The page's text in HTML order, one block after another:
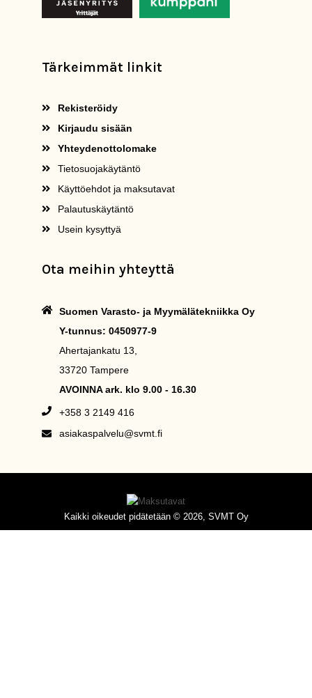
Tärkeimmät linkit
Rekisteröidy
Kirjaudu sisään
Yhteydenottolomake
Tietosuojakäytäntö
Käyttöehdot ja maksutavat
Palautuskäytäntö
Usein kysyttyä
Ota meihin yhteyttä
Suomen Varasto- ja Myymälätekniikka Oy
Y-tunnus: 0450977-9
Ahertajankatu 13,
33720 Tampere
AVOINNA ark. klo 9.00 - 16.30
+358 3 2149 416
asiakaspalvelu@svmt.fi
Kaikki oikeudet pidätetään © 2026, SVMT Oy